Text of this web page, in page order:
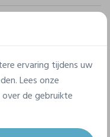
ervaring tijdens uw
Lees onze
de gebruikte